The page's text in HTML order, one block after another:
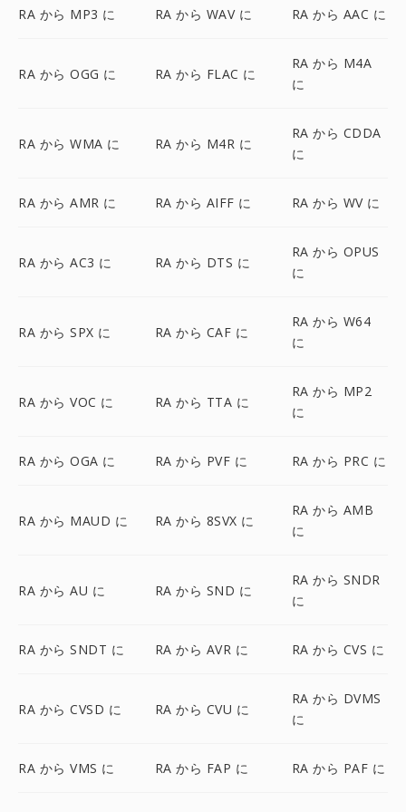
RA から MP3 に RA から WAV に RA から AAC に
RA から OGG に RA から FLAC に
RA から M4A
に
RA から WMA に RA から M4R に
RA から CDDA
に
RA から AMR に RA から AIFF に RA から WV に
RA から AC3 に RA から DTS に
RA から OPUS
に
RA から SPX に RA から CAF に
RA から W64
に
RA から VOC に RA から TTA に
RA から MP2
に
RA から OGA に RA から PVF に RA から PRC に
RA から MAUD に RA から 8SVX に
RA から AMB
に
RA から AU に RA から SND に
RA から SNDR
に
RA から SNDT に RA から AVR に RA から CVS に
RA から CVSD に RA から CVU に
RA から DVMS
に
RA から VMS に RA から FAP に RA から PAF に